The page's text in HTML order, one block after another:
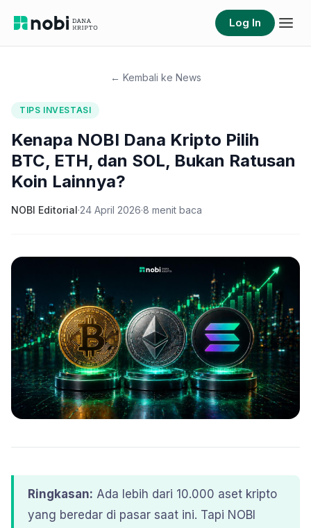
Log In
← Kembali ke News
TIPS INVESTASI
Kenapa NOBI Dana Kripto Pilih
BTC, ETH, dan SOL, Bukan Ratusan
Koin Lainnya?
NOBI Editorial·24 April 2026·8 menit baca
Ringkasan: Ada lebih dari 10.000 aset kripto
yang beredar di pasar saat ini. Tapi NOBI